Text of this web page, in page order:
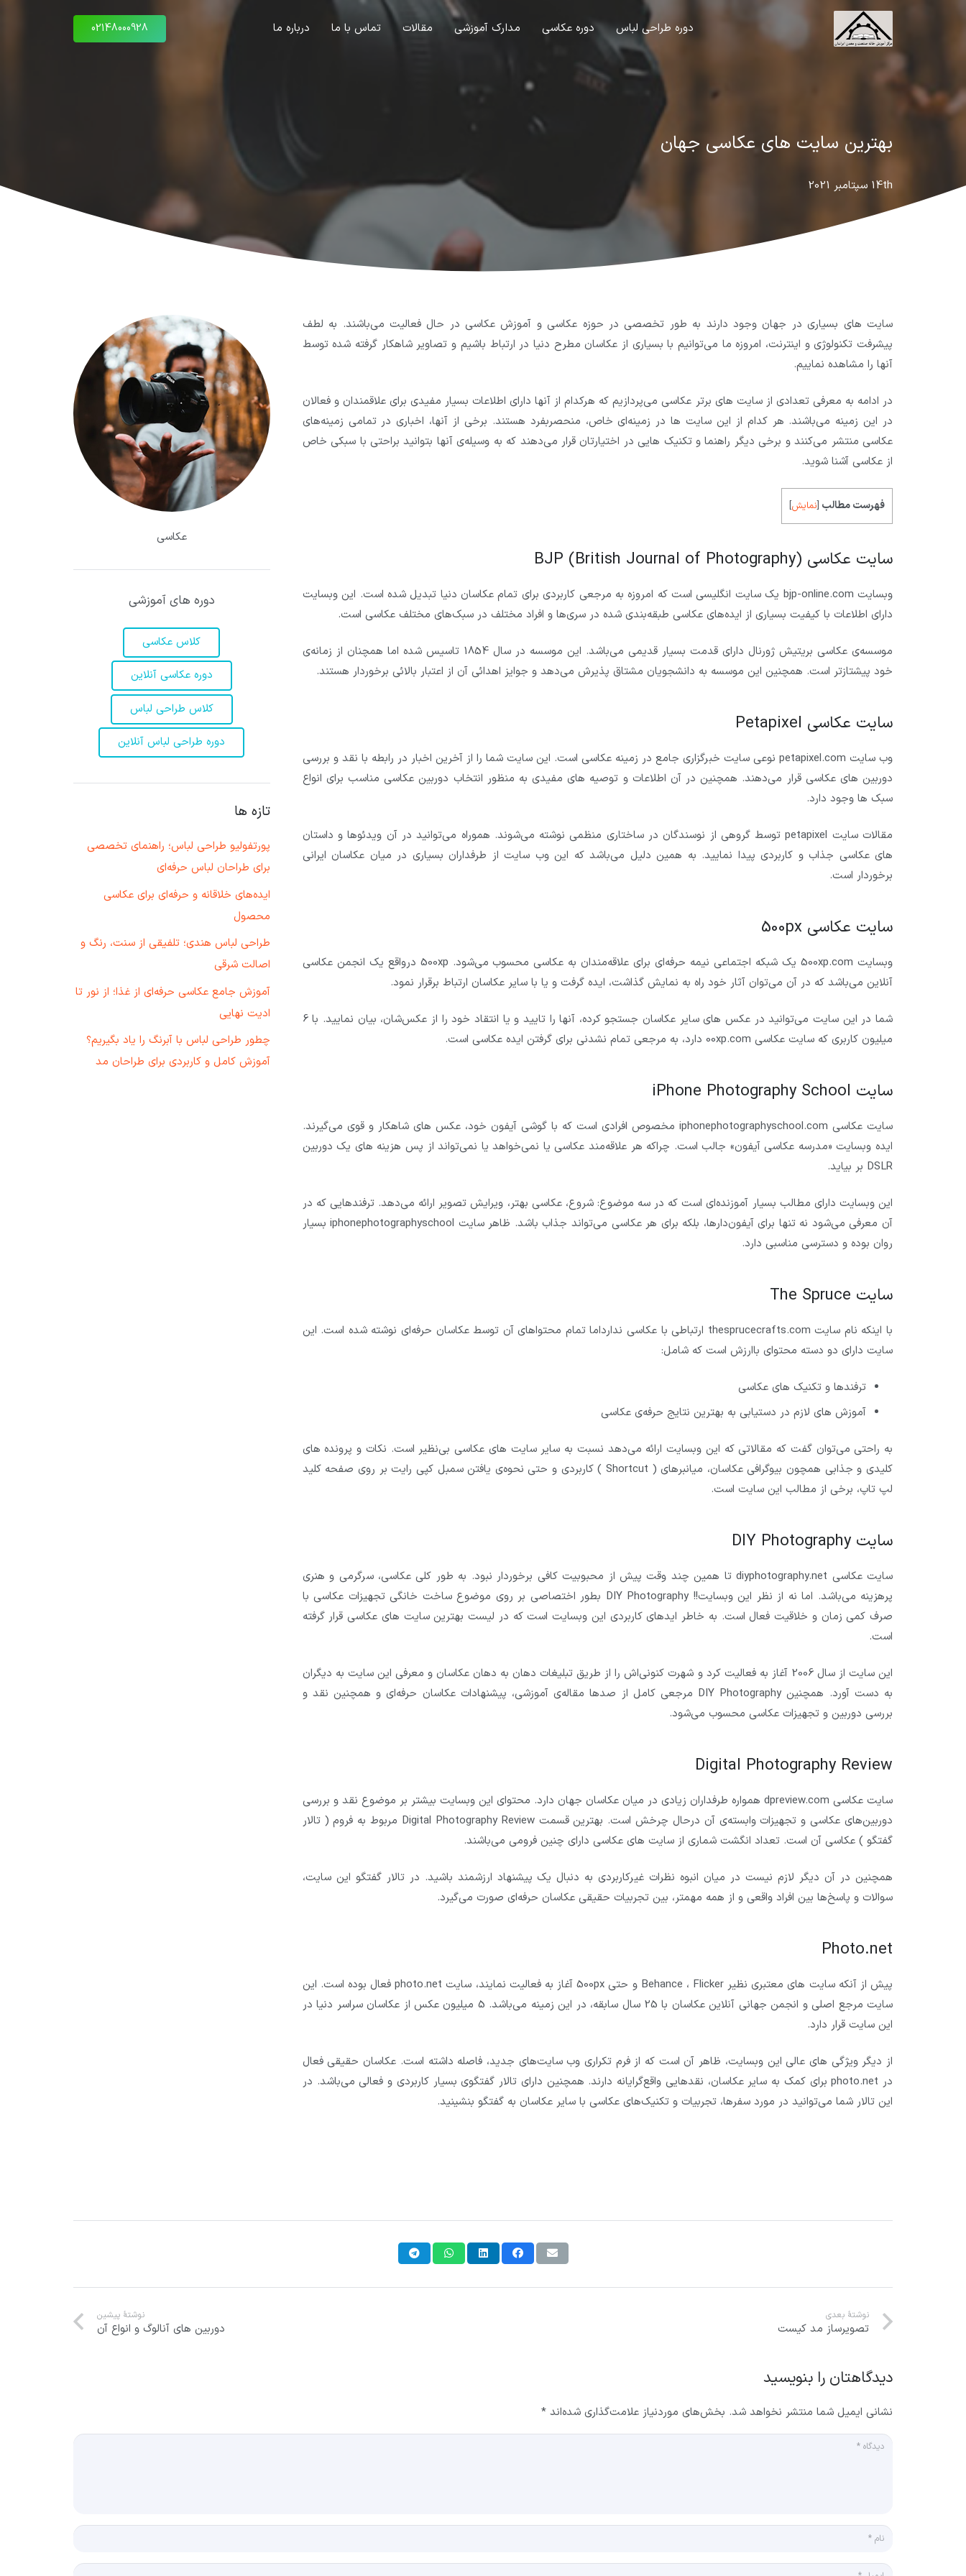
دوره طراحی لباس دوره عکاسی مدارک آموزشی مقالات تماس با ما درباره ما 02148000928
بهترین سایت های عکاسی جهان
14th سپتامبر 2021
سایت های بسیاری در جهان وجود دارند به طور تخصصی در حوزه عکاسی و آموزش عکاسی در حال فعالیت می‌باشند. به لطف
پیشرفت تکنولوژی و اینترنت، امروزه ما می‌توانیم با بسیاری از عکاسان مطرح دنیا در ارتباط باشیم و تصاویر شاهکار گرفته شده توسط
آنها را مشاهده نماییم.
در ادامه به معرفی تعدادی از سایت های برتر عکاسی می‌پردازیم که هرکدام از آنها دارای اطلاعات بسیار مفیدی برای علاقمندان و فعالان
در این زمینه می‌باشند. هر کدام از این سایت ها در زمینه‌ای خاص، منحصربفرد هستند. برخی از آنها، اخباری در تمامی زمینه‌های
عکاسی منتشر می‌کنند و برخی دیگر راهنما و تکنیک هایی در اختیارتان قرار می‌دهند که به وسیله‌ی آنها بتوانید براحتی با سبکی خاص
از عکاسی آشنا شوید.
فهرست مطالب [نمایش]
سایت عکاسی BJP (British Journal of Photography)
وبسایت bjp-online.com یک سایت انگلیسی است که امروزه به مرجعی کاربردی برای تمام عکاسان دنیا تبدیل شده است. این وبسایت
دارای اطلاعات با کیفیت بسیاری از ایده‌های عکاسی طبقه‌بندی شده در سری‌ها و افراد مختلف در سبک‌های مختلف عکاسی است.
موسسه‌ی عکاسی بریتیش ژورنال دارای قدمت بسیار قدیمی می‌باشد. این موسسه در سال 1854 تاسیس شده اما همچنان از زمانه‌ی
خود پیشتازتر است. همچنین این موسسه به دانشجویان مشتاق پذیرش می‌دهد و جوایز اهدائی آن از اعتبار بالائی برخوردار هستند.
سایت عکاسی Petapixel
وب سایت petapixel.com نوعی سایت خبرگزاری جامع در زمینه عکاسی است. این سایت شما را از آخرین اخبار در رابطه با نقد و بررسی
دوربین های عکاسی قرار می‌دهند. همچنین در آن اطلاعات و توصیه های مفیدی به منظور انتخاب دوربین عکاسی مناسب برای انواع
سبک ها وجود دارد.
مقالات سایت petapixel توسط گروهی از نوسندگان در ساختاری منظمی نوشته می‌شوند. هموراه می‌توانید در آن ویدئوها و داستان
های عکاسی جذاب و کاربردی پیدا نمایید. به همین دلیل می‌باشد که این وب سایت از طرفداران بسیاری در میان عکاسان ایرانی
برخوردار است.
سایت عکاسی 500px
وبسایت 500xp.com یک شبکه اجتماعی نیمه حرفه‌ای برای علاقه‌مندان به عکاسی محسوب می‌شود. 500xp درواقع یک انجمن عکاسی
آنلاین می‌باشد که در آن می‌توان آثار خود راه به نمایش گذاشت، ایده گرفت و یا با سایر عکاسان ارتباط برقرار نمود.
شما در این سایت می‌توانید در عکس های سایر عکاسان جستجو کرده، آنها را تایید و یا انتقاد خود را از عکس‌شان، بیان نمایید. با 6
میلیون کاربری که سایت عکاسی 00xp.com دارد، به مرجعی تمام نشدنی برای گرفتن ایده عکاسی است.
سایت iPhone Photography School
سایت عکاسی iphonephotographyschool.com مخصوص افرادی است که با گوشی آیفون خود، عکس های شاهکار و قوی می‌گیرند.
ایده وبسایت «مدرسه عکاسی آیفون» جالب است. چراکه هر علاقه‌مند عکاسی یا نمی‌خواهد یا نمی‌تواند از پس هزینه های یک دوربین
DSLR بر بیاید.
این وبسایت دارای مطالب بسیار آموزنده‌ای است که در سه موضوع: شروع، عکاسی بهتر، ویرایش تصویر ارائه می‌دهد. ترفندهایی که در
آن معرفی می‌شود نه تنها برای آیفون‌دارها، بلکه برای هر عکاسی می‌تواند جذاب باشد. ظاهر سایت iphonephotographyschool بسیار
روان بوده و دسترسی مناسبی دارد.
سایت The Spruce
با اینکه نام سایت thesprucecrafts.com ارتباطی با عکاسی ندارداما تمام محتواهای آن توسط عکاسان حرفه‌ای نوشته شده است. این
سایت دارای دو دسته محتوای باارزش است که شامل:
ترفندها و تکنیک های عکاسی
آموزش های لازم در دستیابی به بهترین نتایج حرفه‌ی عکاسی
به راحتی می‌توان گفت که مقالاتی که این وبسایت ارائه می‌دهد نسبت به سایر سایت های عکاسی بی‌نظیر است. نکات و پرونده های
کلیدی و جذابی همچون بیوگرافی عکاسان، میانبرهای ( Shortcut ) کاربردی و حتی نحوه‌ی یافتن سمبل کپی رایت بر روی صفحه کلید
لپ تاپ، برخی از مطالب این سایت است.
سایت DIY Photography
سایت عکاسی diyphotography.net تا همین چند وقت پیش از محبوبیت کافی برخوردار نبود. به طور کلی عکاسی، سرگرمی و هنری
پرهزینه می‌باشد. اما نه از نظر این وبسایت!! DIY Photography بطور اختصاصی بر روی موضوع ساخت خانگی تجهیزات عکاسی با
صرف کمی زمان و خلاقیت فعال است. به خاطر ایدهای کاربردی این وبسایت است که در لیست بهترین سایت های عکاسی قرار گرفته
است.
این سایت از سال 2006 آغاز به فعالیت کرد و شهرت کنونی‌اش را از طریق تبلیغات دهان به دهان عکاسان و معرفی این سایت به دیگران
به دست آورد. همچنین DIY Photography مرجعی کامل از صدها مقاله‌ی آموزشی، پیشنهادات عکاسان حرفه‌ای و همچنین نقد و
بررسی دوربین و تجهیزات عکاسی محسوب می‌شود.
Digital Photography Review
سایت عکاسی dpreview.com همواره طرفداران زیادی در میان عکاسان جهان دارد. محتوای این وبسایت بیشتر بر موضوع نقد و بررسی
دوربین‌های عکاسی و تجهیزات وابسته‌ی آن درحال چرخش است. بهترین قسمت Digital Photography Review مربوط به فروم ( تالار
گفتگو ) عکاسی آن است. تعداد انگشت شماری از سایت های عکاسی دارای چنین فرومی می‌باشند.
همچنین در آن دیگر لازم نیست در میان انبوه نظرات غیرکاربردی به دنبال یک پیشنهاد ارزشمند باشید. در تالار گفتگو این سایت،
سوالات و پاسخ‌ها بین افراد واقعی و از همه مهمتر، بین تجربیات حقیقی عکاسان حرفه‌ای صورت می‌گیرد.
Photo.net
پیش از آنکه سایت های معتبری نظیر Behance ، Flicker و حتی 500px آغاز به فعالیت نمایند، سایت photo.net فعال بوده است. این
سایت مرجع اصلی و انجمن جهانی آنلاین عکاسان با 25 سال سابقه، در این زمینه می‌باشد. 5 میلیون عکس از عکاسان سراسر دنیا در
این سایت قرار دارد.
از دیگر ویژگی های عالی این وبسایت، ظاهر آن است که از فرم تکراری وب سایت‌های جدید، فاصله داشته است. عکاسان حقیقی فعال
در photo.net برای کمک به سایر عکاسان، نقدهایی واقع‌گرایانه دارند. همچنین دارای تالار گفتگوی بسیار کاربردی و فعالی می‌باشد. در
این تالار شما می‌توانید در مورد سفرها، تجربیات و تکنیک‌های عکاسی با سایر عکاسان به گفتگو بنشینید.
عکاسی
دوره های آموزشی
کلاس عکاسی
دوره عکاسی آنلاین
کلاس طراحی لباس
دوره طراحی لباس آنلاین
تازه ها
پورتفولیو طراحی لباس؛ راهنمای تخصصی
برای طراحان لباس حرفه‌ای
ایده‌های خلاقانه و حرفه‌ای برای عکاسی
محصول
طراحی لباس هندی؛ تلفیقی از سنت، رنگ و
اصالت شرقی
آموزش جامع عکاسی حرفه‌ای از غذا؛ از نور تا
ادیت نهایی
چطور طراحی لباس با آبرنگ را یاد بگیریم؟
آموزش کامل و کاربردی برای طراحان مد
نوشتهٔ پیشین
دوربین های آنالوگ و انواع آن
نوشتهٔ بعدی
تصویرساز مد کیست
دیدگاهتان را بنویسید
نشانی ایمیل شما منتشر نخواهد شد. بخش‌های موردنیاز علامت‌گذاری شده‌اند *